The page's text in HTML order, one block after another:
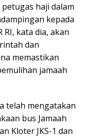
petugas haji dalam
kepada
RI, kata dia, akan
dan
memastikan
jamaah
telah mengatakan
bus Jamaah
Kloter JKS-1 dan